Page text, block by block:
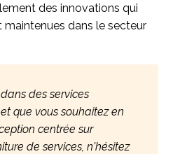
des innovations qui
dans le secteur
des services
que vous souhaitez en
centrée sur
de services, n'hésitez